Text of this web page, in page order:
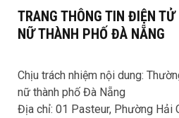
TRANG THÔNG TIN ĐIỆN
NỮ THÀNH PHỐ ĐÀ NẴNG
Chịu trách nhiệm nội dung:
nữ thành phố Đà Nẵng
Địa chỉ: 01 Pasteur, Phường Hải